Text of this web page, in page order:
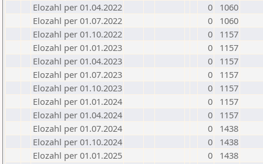
Elozahl per 01.04.2022
0
1060
Elozahl per 01.07.2022
0
1060
Elozahl per 01.10.2022
0
1157
Elozahl per 01.01.2023
0
1157
Elozahl per 01.04.2023
0
1157
Elozahl per 01.07.2023
0
1157
Elozahl per 01.10.2023
0
1157
Elozahl per 01.01.2024
0
1157
Elozahl per 01.04.2024
0
1157
Elozahl per 01.07.2024
0
1438
Elozahl per 01.10.2024
0
1438
Elozahl per 01.01.2025
0
1438